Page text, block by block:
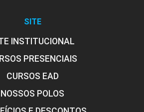
SITE
INSTITUCIONAL
PRESENCIAIS
CURSOS EAD
NOSSOS POLOS